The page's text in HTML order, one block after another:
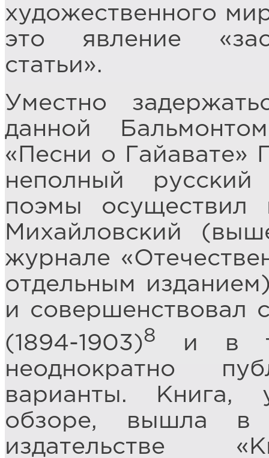
художественного
это явление
статьи».
Уместно
данной
«Песни о Гайавате»
неполный русский
поэмы осуществил
Михайловский
журнале
отдельным
и совершенствовал
(1894-1903)8
и в
неоднократно
варианты. Книга,
обзоре, вышла
издательстве